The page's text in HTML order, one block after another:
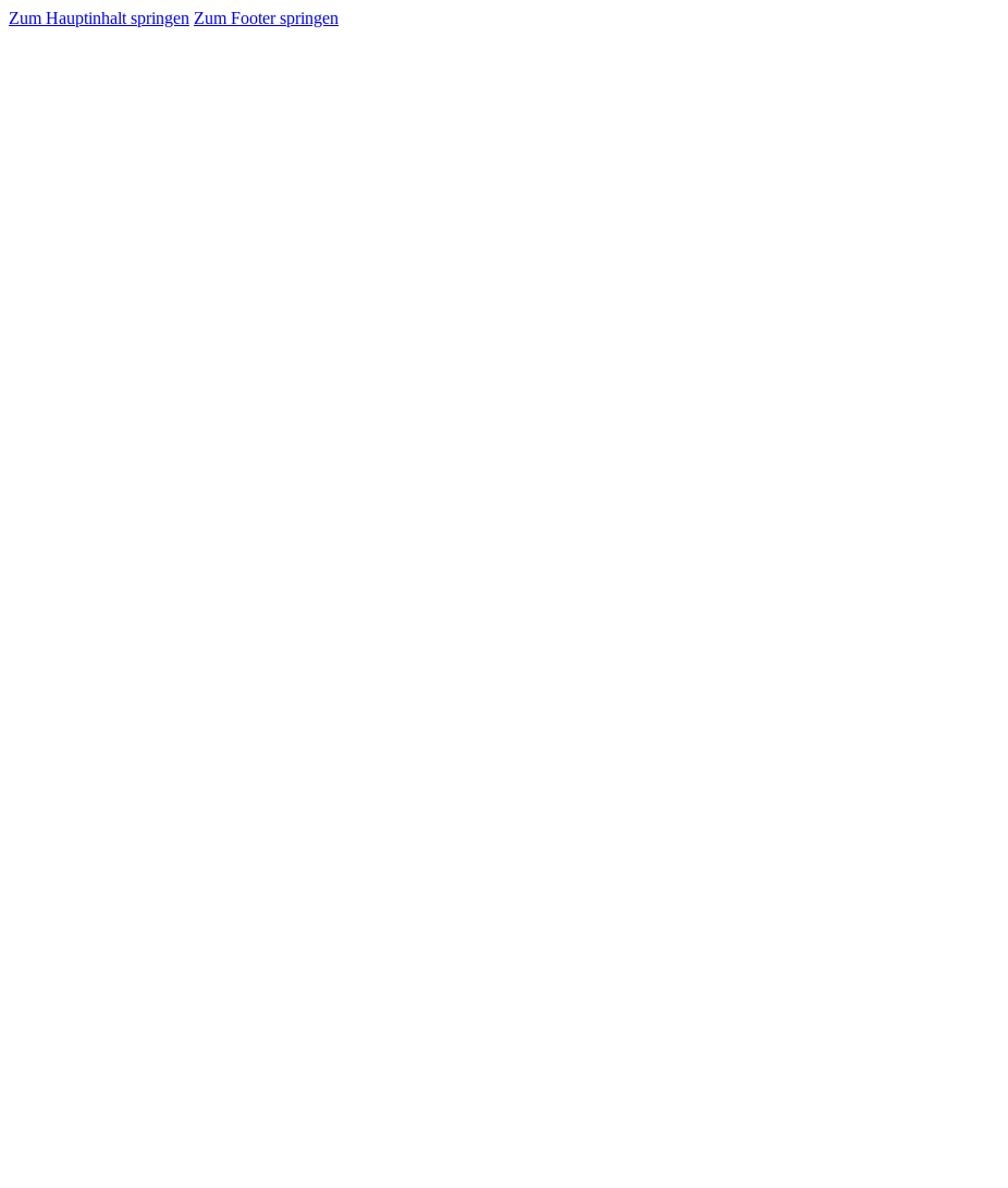
Zum Hauptinhalt springen Zum Footer springen